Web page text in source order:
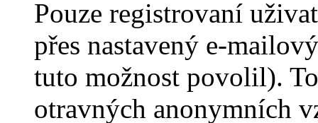
Pouze registrovaní
přes nastavený e-
tuto možnost povolil).
otravných anonymních